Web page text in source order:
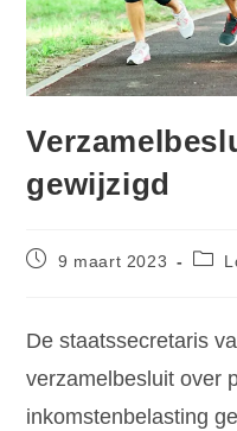
gewijzigd
9 maart 2023
De staatssecretaris
verzamelbesluit over
inkomstenbelasting